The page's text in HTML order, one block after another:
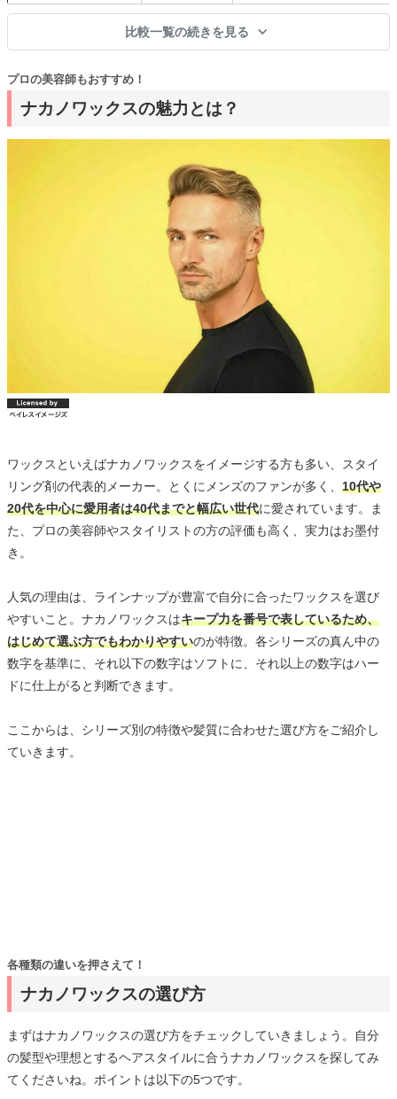
比較一覧の続きを見る
ナカノワックスの魅力とは？
プロの美容師もおすすめ！
ワックスといえばナカノワックスをイメージする方も多い、スタイ
リング剤の代表的メーカー。とくにメンズのファンが多く、 10代や
20代を中心に愛用者は40代までと幅広い世代に愛されています。ま
た、プロの美容師やスタイリストの方の評価も高く、実力はお墨付
き。
人気の理由は、ラインナップが豊富で自分に合ったワックスを選び
やすいこと。ナカノワックスはキープ力を番号で表しているため、
はじめて選ぶ方でもわかりやすいのが特徴。各シリーズの真ん中の
数字を基準に、それ以下の数字はソフトに、それ以上の数字はハー
ドに仕上がると判断できます。
ここからは、シリーズ別の特徴や髪質に合わせた選び方をご紹介し
ていきます。
ナカノワックスの選び方
各種類の違いを押さえて！
まずはナカノワックスの選び方をチェックしていきましょう。自分
の髪型や理想とするヘアスタイルに合うナカノワックスを探してみ
てくださいね。ポイントは以下の5つです。